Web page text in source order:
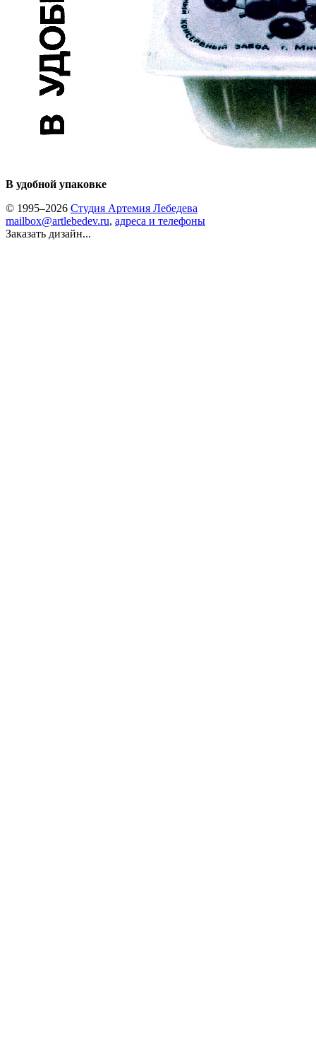
В удобной упаковке
© 1995–2026 Студия Артемия Лебедева
mailbox@artlebedev.ru, адреса и телефоны
Заказать дизайн...